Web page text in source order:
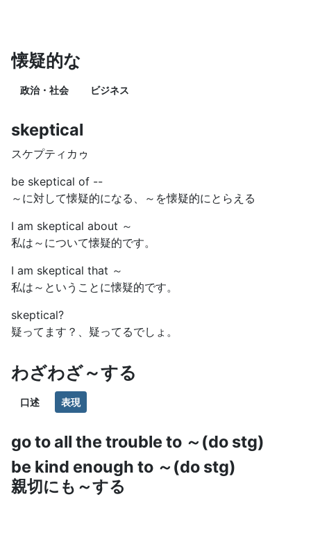
懐疑的な
政治・社会 ビジネス
skeptical
スケプティカゥ
be skeptical of --
～に対して懐疑的になる、～を懐疑的にとらえる
I am skeptical about ～
私は～について懐疑的です。
I am skeptical that ～
私は～ということに懐疑的です。
skeptical?
疑ってます？、疑ってるでしょ。
わざわざ～する
口述 表現
go to all the trouble to ～(do stg)
be kind enough to ～(do stg)
親切にも～する